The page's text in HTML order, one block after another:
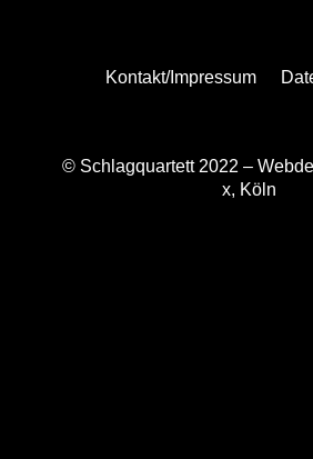
Kontakt/Impressum
© Schlagquartett 2022 –
x, Köln